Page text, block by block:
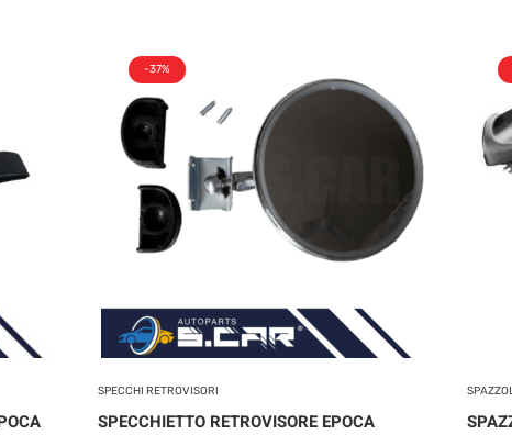
-37%
SPECCHI RETROVISORI
SPECCHIETTO RETROVISORE EPOCA